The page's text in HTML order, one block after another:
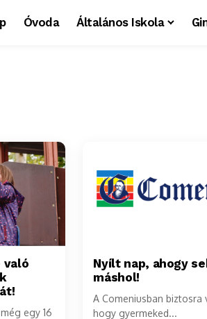
Óvoda Általános Iskola
való
egy 16
Nyílt nap, ahogy
máshol!
A Comeniusban biztosra
hogy gyermeked...